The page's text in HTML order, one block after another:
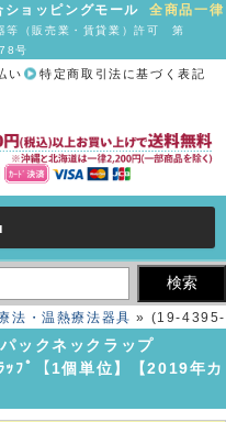
ショッピングモール全商品一律
等（販売業・賃貸業）許可 第
号
い
特定商取引法に基づく表記
法・温熱療法器具 » (19-4395-
ﾓｲｽﾄﾋｰﾄﾊﾟｯｸﾈｯｸﾗｯ
単位】【2019年カタログ商品】
ックネックラップ
ﾌﾟ【1個単位】【2019年カ